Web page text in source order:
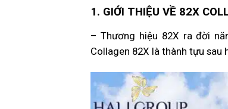
1. GIỚI THIỆU VỀ 82X
– Thương hiệu 82X ra đời
Collagen 82X là thành tựu sau